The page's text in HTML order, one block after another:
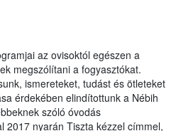
az ovisoktól egészen a
megszólítani a fogyasztókat.
ismereteket, tudást és ötleteket
érdekében elindítottunk a Nébih
szóló óvodás
2017 nyarán Tiszta kézzel címmel,